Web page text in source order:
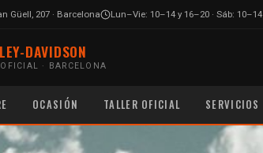
Güell, 207 · Barcelona Lun–Vie: 10–14 y 16–20 · Sáb: 10–14
DAVIDSON
· BARCELONA
OCASIÓN TALLER OFICIAL SERVICIOS